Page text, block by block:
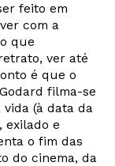
feito em
com a
que
ver até
é que o
filma-se
(à data da
exilado e
o fim das
do cinema, da